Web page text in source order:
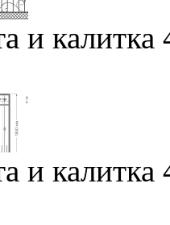
и калитка
и калитка